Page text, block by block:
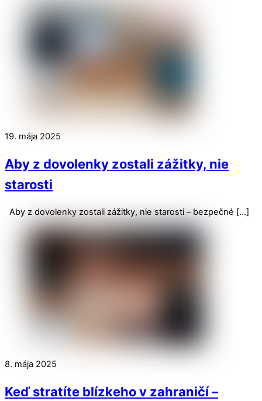
19. mája 2025
Aby z dovolenky zostali zážitky, nie
starosti
Aby z dovolenky zostali zážitky, nie starosti – bezpečné […]
8. mája 2025
Keď stratíte blízkeho v zahraničí –